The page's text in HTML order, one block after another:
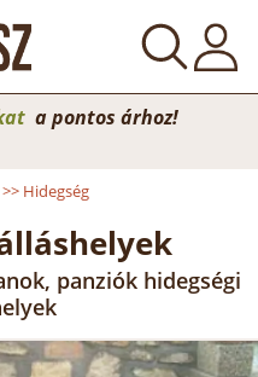
a pontos árhoz!
>> Hidegség
panziók hidegségi